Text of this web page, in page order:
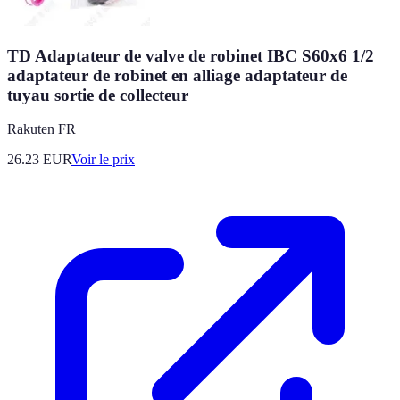
TD Adaptateur de valve de robinet IBC S60x6 1/2
adaptateur de robinet en alliage adaptateur de
tuyau sortie de collecteur
Rakuten FR
26.23 EURVoir le prix